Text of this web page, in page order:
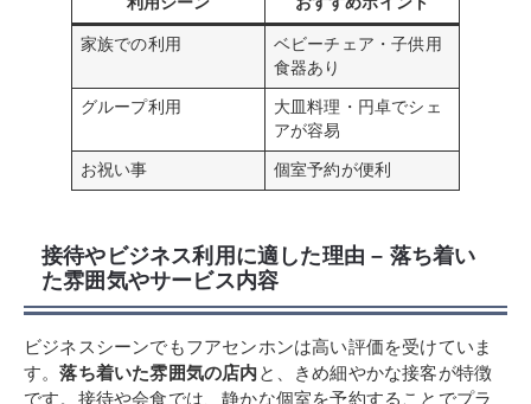
家族での利用
ベビーチェア・子供用
食器あり
グループ利用
大皿料理・円卓でシェ
アが容易
お祝い事 個室予約が便利
接待やビジネス利用に適した理由 – 落ち着い
た雰囲気やサービス内容
ビジネスシーンでもフアセンホンは高い評価を受けていま
す。落ち着いた雰囲気の店内 と、きめ細やかな接客が特徴
です。接待や会食では、静かな個室を予約することでプラ